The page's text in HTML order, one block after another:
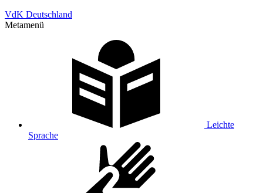
VdK Deutschland
Metamenü
Leichte
Sprache